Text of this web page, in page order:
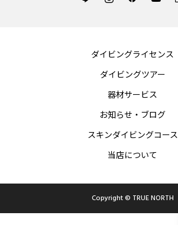
ダイビングライセンス
ダイビングツアー
器材サービス
お知らせ・ブログ
スキンダイビングコース
当店について
Copyright © TRUE NORTH